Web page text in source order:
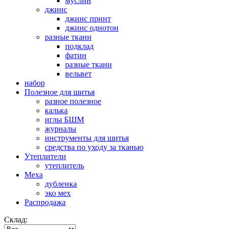
джинс
джинс принт
джинс однотон
разные ткани
подклад
фатин
разные ткани
вельвет
набор
Полезное для шитья
разное полезное
калька
иглы БШМ
журналы
инструменты для шитья
средства по уходу за тканью
Утеплители
утеплитель
Меха
дубленка
эко мех
Распродажа
Склад: